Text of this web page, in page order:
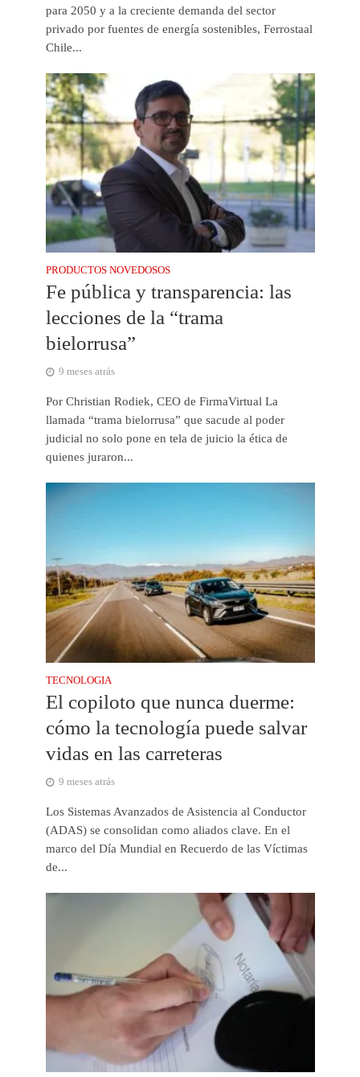
para 2050 y a la creciente demanda del sector
privado por fuentes de energía sostenibles, Ferrostaal
Chile...
PRODUCTOS NOVEDOSOS
Fe pública y transparencia: las
lecciones de la “trama
bielorrusa”
9 meses atrás
Por Christian Rodiek, CEO de FirmaVirtual La
llamada “trama bielorrusa” que sacude al poder
judicial no solo pone en tela de juicio la ética de
quienes juraron...
TECNOLOGIA
El copiloto que nunca duerme:
cómo la tecnología puede salvar
vidas en las carreteras
9 meses atrás
Los Sistemas Avanzados de Asistencia al Conductor
(ADAS) se consolidan como aliados clave. En el
marco del Día Mundial en Recuerdo de las Víctimas
de...